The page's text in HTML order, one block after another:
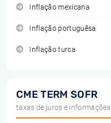
Inflação mexicana
Inflação portuguêsa
Inflação turca
CME TERM SOFR
taxas de juros e informações